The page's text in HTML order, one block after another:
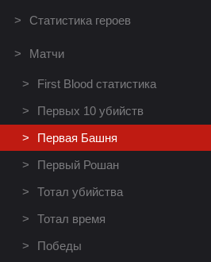
Статистика героев
Матчи
First Blood статистика
Первых 10 убийств
Первая Башня
Первый Рошан
Тотал убийства
Тотал время
Победы